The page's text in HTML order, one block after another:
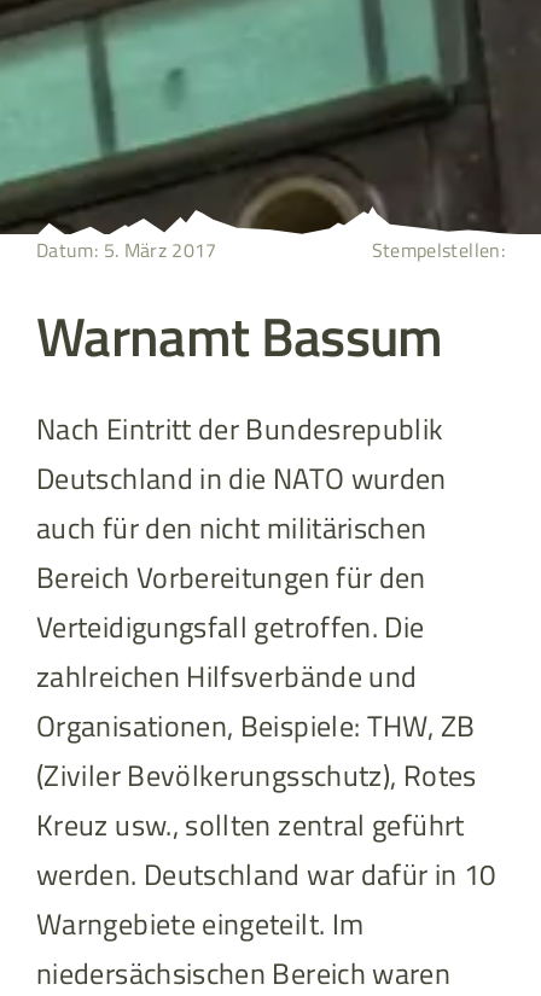
Datum: 5. März 2017 Stempelstellen:
Warnamt Bassum
Nach Eintritt der Bundesrepublik
Deutschland in die NATO wurden
auch für den nicht militärischen
Bereich Vorbereitungen für den
Verteidigungsfall getroffen. Die
zahlreichen Hilfsverbände und
Organisationen, Beispiele: THW, ZB
(Ziviler Bevölkerungsschutz), Rotes
Kreuz usw., sollten zentral geführt
werden. Deutschland war dafür in 10
Warngebiete eingeteilt. Im
niedersächsischen Bereich waren